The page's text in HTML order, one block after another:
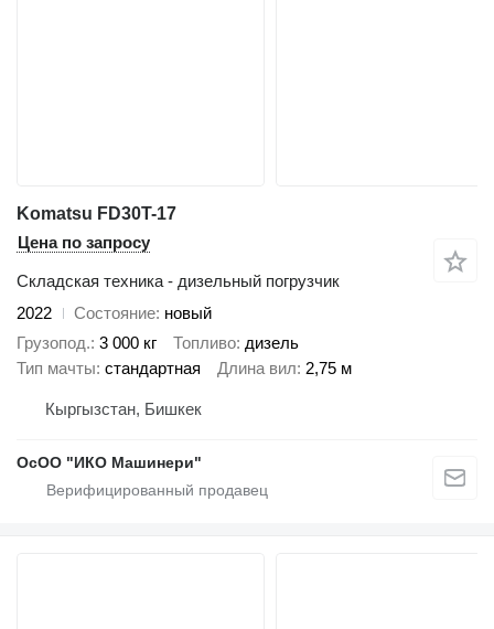
Komatsu FD30T-17
Цена по запросу
Складская техника - дизельный погрузчик
2022
Состояние новый
Грузопод. 3 000 кг Топливо дизель
Тип мачты стандартная Длина вил 2,75 м
Кыргызстан, Бишкек
ОсОО "ИКО Машинери"